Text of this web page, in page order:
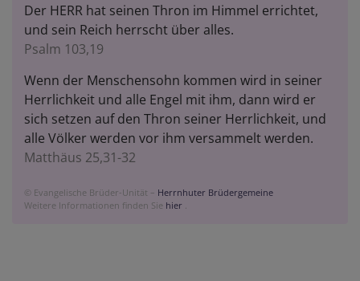
Der HERR hat seinen Thron im Himmel errichtet,
und sein Reich herrscht über alles.
Psalm 103,19
Wenn der Menschensohn kommen wird in seiner
Herrlichkeit und alle Engel mit ihm, dann wird er
sich setzen auf den Thron seiner Herrlichkeit, und
alle Völker werden vor ihm versammelt werden.
Matthäus 25,31-32
© Evangelische Brüder-Unität – Herrnhuter Brüdergemeine
Weitere Informationen finden Sie hier